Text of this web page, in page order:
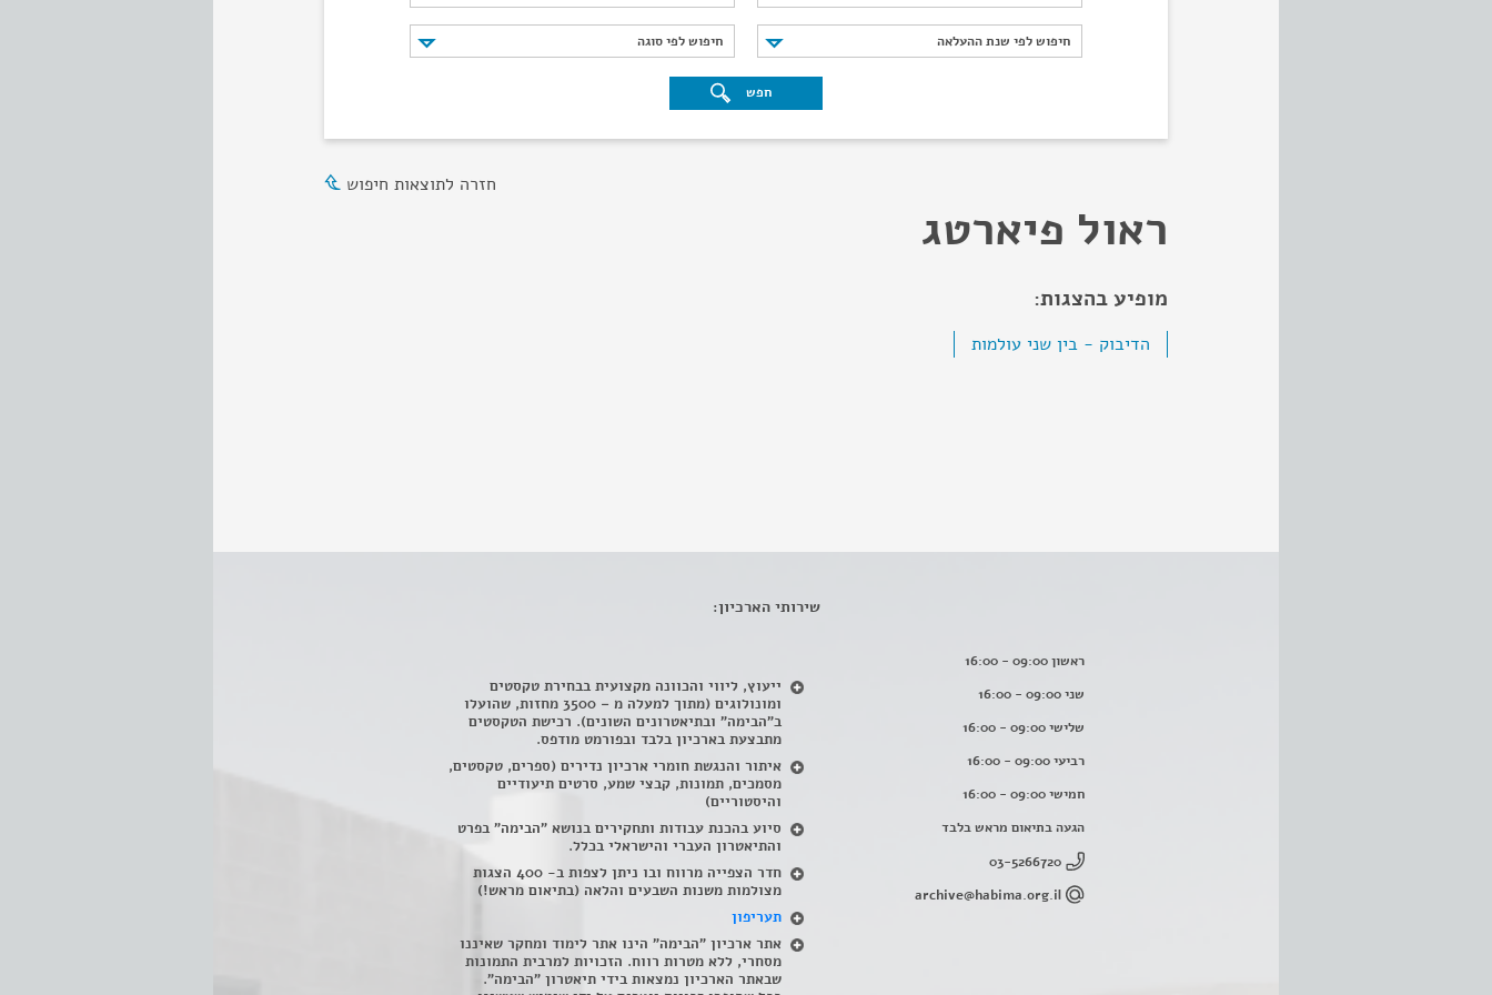
חיפוש לפי שנת ההעלאה
חיפוש לפי שנת ההעלאה חיפוש לפי סוגה
חיפוש לפי סוגה
חפש
חזרה לתוצאות חיפוש
ראול פיארטג
מופיע בהצגות:
הדיבוק - בין שני עולמות
ראשון 09:00 - 16:00
שני 09:00 - 16:00
שלישי 09:00 - 16:00
רביעי 09:00 - 16:00
חמישי 09:00 - 16:00
הגעה בתיאום מראש בלבד
03-5266720
archive@habima.org.il
שירותי הארכיון:
ייעוץ, ליווי והכוונה מקצועית בבחירת טקסטים
ומונולוגים (מתוך למעלה מ – 3500 מחזות, שהועלו
ב"הבימה" ובתיאטרונים השונים). רכישת הטקסטים
מתבצעת בארכיון בלבד ובפורמט מודפס.
איתור והנגשת חומרי ארכיון נדירים (ספרים, טקסטים,
מסמכים, תמונות, קבצי שמע, סרטים תיעודיים
והיסטוריים)
סיוע בהכנת עבודות ותחקירים בנושא "הבימה" בפרט
והתיאטרון העברי והישראלי בכלל.
חדר הצפייה מרווח ובו ניתן לצפות ב- 400 הצגות
מצולמות משנות השבעים והלאה (בתיאום מראש!)
תעריפון
אתר ארכיון "הבימה" הינו אתר לימוד ומחקר שאיננו
מסחרי, ללא מטרות רווח. הזכויות למרבית התמונות
שבאתר הארכיון נמצאות בידי תיאטרון "הבימה".